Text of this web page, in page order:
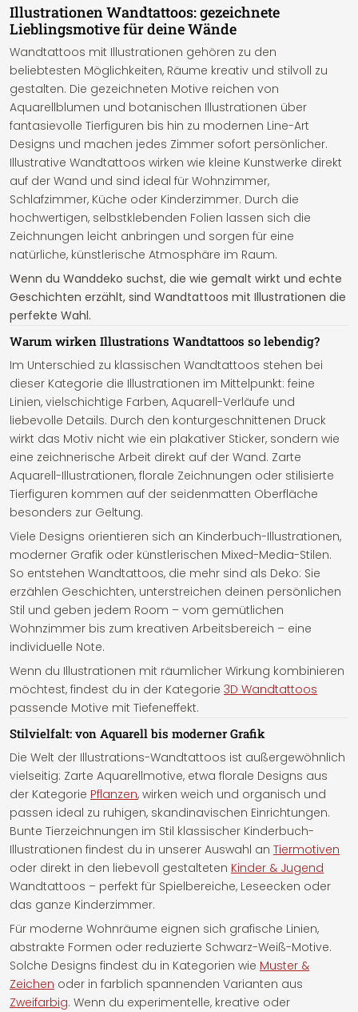
Illustrationen Wandtattoos: gezeichnete
Lieblingsmotive für deine Wände
Wandtattoos mit Illustrationen gehören zu den
beliebtesten Möglichkeiten, Räume kreativ und stilvoll zu
gestalten. Die gezeichneten Motive reichen von
Aquarellblumen und botanischen Illustrationen über
fantasievolle Tierfiguren bis hin zu modernen Line-Art
Designs und machen jedes Zimmer sofort persönlicher.
Illustrative Wandtattoos wirken wie kleine Kunstwerke direkt
auf der Wand und sind ideal für Wohnzimmer,
Schlafzimmer, Küche oder Kinderzimmer. Durch die
hochwertigen, selbstklebenden Folien lassen sich die
Zeichnungen leicht anbringen und sorgen für eine
natürliche, künstlerische Atmosphäre im Raum.
Wenn du Wanddeko suchst, die wie gemalt wirkt und echte
Geschichten erzählt, sind Wandtattoos mit Illustrationen die
perfekte Wahl.
Warum wirken Illustrations Wandtattoos so lebendig?
Im Unterschied zu klassischen Wandtattoos stehen bei
dieser Kategorie die Illustrationen im Mittelpunkt: feine
Linien, vielschichtige Farben, Aquarell-Verläufe und
liebevolle Details. Durch den konturgeschnittenen Druck
wirkt das Motiv nicht wie ein plakativer Sticker, sondern wie
eine zeichnerische Arbeit direkt auf der Wand. Zarte
Aquarell-Illustrationen, florale Zeichnungen oder stilisierte
Tierfiguren kommen auf der seidenmatten Oberfläche
besonders zur Geltung.
Viele Designs orientieren sich an Kinderbuch-Illustrationen,
moderner Grafik oder künstlerischen Mixed-Media-Stilen.
So entstehen Wandtattoos, die mehr sind als Deko: Sie
erzählen Geschichten, unterstreichen deinen persönlichen
Stil und geben jedem Room – vom gemütlichen
Wohnzimmer bis zum kreativen Arbeitsbereich – eine
individuelle Note.
Wenn du Illustrationen mit räumlicher Wirkung kombinieren
möchtest, findest du in der Kategorie 3D Wandtattoos
passende Motive mit Tiefeneffekt.
Stilvielfalt: von Aquarell bis moderner Grafik
Die Welt der Illustrations-Wandtattoos ist außergewöhnlich
vielseitig: Zarte Aquarellmotive, etwa florale Designs aus
der Kategorie Pflanzen, wirken weich und organisch und
passen ideal zu ruhigen, skandinavischen Einrichtungen.
Bunte Tierzeichnungen im Stil klassischer Kinderbuch-
Illustrationen findest du in unserer Auswahl an Tiermotiven
oder direkt in den liebevoll gestalteten Kinder & Jugend
Wandtattoos – perfekt für Spielbereiche, Leseecken oder
das ganze Kinderzimmer.
Für moderne Wohnräume eignen sich grafische Linien,
abstrakte Formen oder reduzierte Schwarz-Weiß-Motive.
Solche Designs findest du in Kategorien wie Muster &
Zeichen oder in farblich spannenden Varianten aus
Zweifarbig. Wenn du experimentelle, kreative oder